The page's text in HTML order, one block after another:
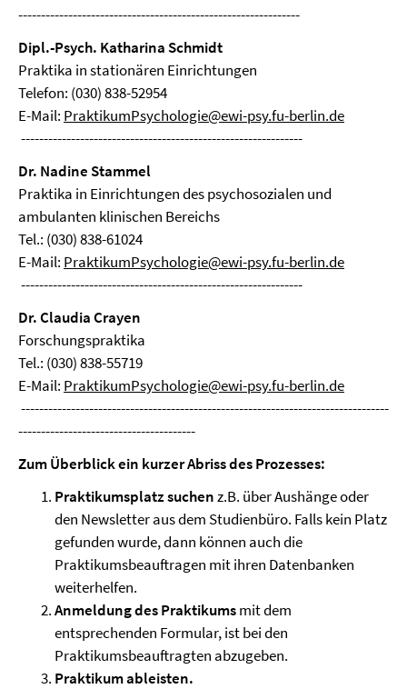
--------------------------------------------------------------
Dipl.-Psych. Katharina Schmidt
Praktika in stationären Einrichtungen
Telefon: (030) 838-52954
E-Mail: PraktikumPsychologie@ewi-psy.fu-berlin.de
--------------------------------------------------------------
Dr. Nadine Stammel
Praktika in Einrichtungen des psychosozialen und
ambulanten klinischen Bereichs
Tel.: (030) 838-61024
E-Mail: PraktikumPsychologie@ewi-psy.fu-berlin.de
--------------------------------------------------------------
Dr. Claudia Crayen
Forschungspraktika
Tel.: (030) 838-55719
E-Mail: PraktikumPsychologie@ewi-psy.fu-berlin.de
---------------------------------------------------------------------------------
---------------------------------------
Zum Überblick ein kurzer Abriss des Prozesses:
Praktikumsplatz suchenz.B. über Aushänge oder
den Newsletter aus dem Studienbüro. Falls kein Platz
gefunden wurde, dann können auch die
Praktikumsbeauftragen mit ihren Datenbanken
weiterhelfen.
Anmeldung des Praktikumsmit dem
entsprechenden Formular, ist bei den
Praktikumsbeauftragten abzugeben.
Praktikum ableisten.